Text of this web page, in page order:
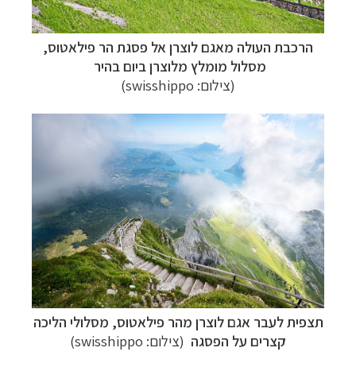
הרכבת העולה מאגם לוצרן אל פסגת הר פילאטוס,
מסלול מומלץ מלוצרן ביום בהיר
(צילום: swisshippo)
תצפית לעבר אגם לוצרן מהר פילאטוס, מסלולי הליכה
קצרים על הפסגה (צילום: swisshippo)